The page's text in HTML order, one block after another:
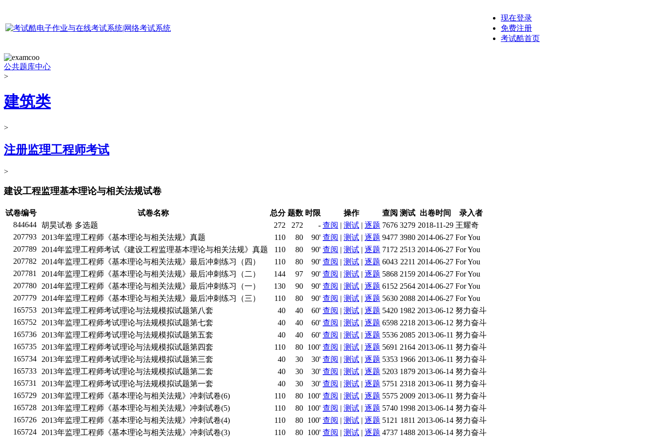
现在登录
免费注册
考试酷首页
公共题库中心
>
建筑类
>
注册监理工程师考试
>
建设工程监理基本理论与相关法规试卷
试卷编号 试卷名称 总分 题数 时限 操作 查阅 测试 出卷时间
录入者
844644 胡昊试卷 多选题 272 272 - 查阅 | 测试 | 逐题 7676 3279 2018-11-29 王耀奇
207793
2013年监理工程师《基本理论与相关法规》真题 110 80 90' 查阅 | 测试 | 逐题 9477 3980 2014-06-27 For You
207789
2014年监理工程师考试《建设工程监理基本理论与相关法规》真题 110 80 90' 查阅 | 测试 | 逐题 7172 2513 2014-06-27 For You
207782
2014年监理工程师《基本理论与相关法规》最后冲刺练习（四） 110 80 90' 查阅 | 测试 | 逐题 6043 2211 2014-06-27 For You
207781
2014年监理工程师《基本理论与相关法规》最后冲刺练习（二） 144 97 90' 查阅 | 测试 | 逐题 5868 2159 2014-06-27 For You
207780
2014年监理工程师《基本理论与相关法规》最后冲刺练习（一） 130 90 90' 查阅 | 测试 | 逐题 6152 2564 2014-06-27 For You
207779
2014年监理工程师《基本理论与相关法规》最后冲刺练习（三） 110 80 90' 查阅 | 测试 | 逐题 5630 2088 2014-06-27 For You
165753
2013年监理工程师考试理论与法规模拟试题第八套 40 40 60' 查阅 | 测试 | 逐题 5420 1982 2013-06-12 努力奋斗
165752
2013年监理工程师考试理论与法规模拟试题第七套 40 40 60' 查阅 | 测试 | 逐题 6598 2218 2013-06-12 努力奋斗
165736
2013年监理工程师考试理论与法规模拟试题第五套 40 40 60' 查阅 | 测试 | 逐题 5536 2085 2013-06-11 努力奋斗
165735
2013年监理工程师考试理论与法规模拟试题第四套 110 80 100' 查阅 | 测试 | 逐题 5691 2164 2013-06-11 努力奋斗
165734
2013年监理工程师考试理论与法规模拟试题第三套 40 30 30' 查阅 | 测试 | 逐题 5353 1966 2013-06-11 努力奋斗
165733
2013年监理工程师考试理论与法规模拟试题第二套 40 30 30' 查阅 | 测试 | 逐题 5203 1879 2013-06-14 努力奋斗
165731
2013年监理工程师考试理论与法规模拟试题第一套 40 30 30' 查阅 | 测试 | 逐题 5751 2318 2013-06-11 努力奋斗
165729
2013年监理工程师《基本理论与相关法规》冲刺试卷(6) 110 80 100' 查阅 | 测试 | 逐题 5575 2009 2013-06-11 努力奋斗
165728
2013年监理工程师《基本理论与相关法规》冲刺试卷(5) 110 80 100' 查阅 | 测试 | 逐题 5740 1998 2013-06-14 努力奋斗
165726
2013年监理工程师《基本理论与相关法规》冲刺试卷(4) 110 80 100' 查阅 | 测试 | 逐题 5121 1811 2013-06-14 努力奋斗
165724
2013年监理工程师《基本理论与相关法规》冲刺试卷(3) 110 80 100' 查阅 | 测试 | 逐题 4737 1488 2013-06-14 努力奋斗